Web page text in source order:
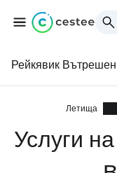
Рейкявик
Летища
Услуги
...